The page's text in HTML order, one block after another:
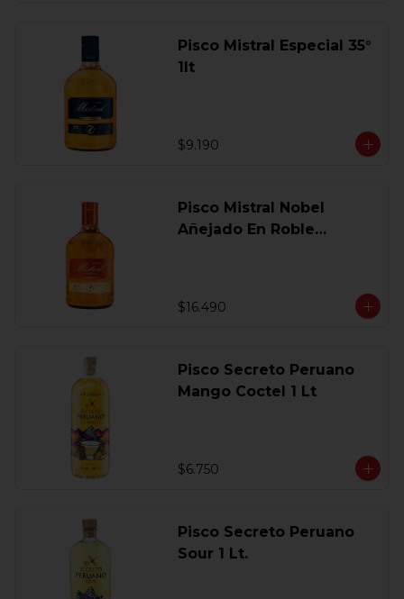
Pisco Mistral Especial 35°
1lt
$9.190
Pisco Mistral Nobel
Añejado En Roble
$16.490
Pisco Secreto Peruano
Mango Coctel 1 Lt
$6.750
Pisco Secreto Peruano
Sour 1 Lt.